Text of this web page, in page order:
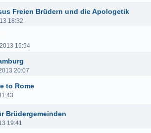
Freien Brüdern und die Apologetik
18:32
15:54
20:07
to Rome
Brüdergemeinden
19:41